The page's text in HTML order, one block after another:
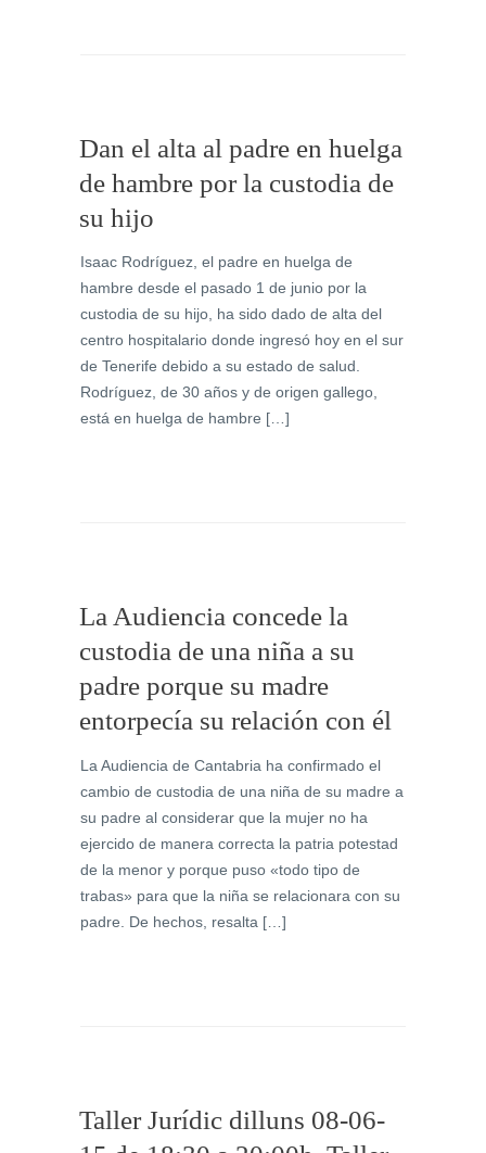
Dan el alta al padre en huelga
de hambre por la custodia de
su hijo
Isaac Rodríguez, el padre en huelga de
hambre desde el pasado 1 de junio por la
custodia de su hijo, ha sido dado de alta del
centro hospitalario donde ingresó hoy en el sur
de Tenerife debido a su estado de salud.
Rodríguez, de 30 años y de origen gallego,
está en huelga de hambre […]
La Audiencia concede la
custodia de una niña a su
padre porque su madre
entorpecía su relación con él
La Audiencia de Cantabria ha confirmado el
cambio de custodia de una niña de su madre a
su padre al considerar que la mujer no ha
ejercido de manera correcta la patria potestad
de la menor y porque puso «todo tipo de
trabas» para que la niña se relacionara con su
padre. De hechos, resalta […]
Taller Jurídic dilluns 08-06-